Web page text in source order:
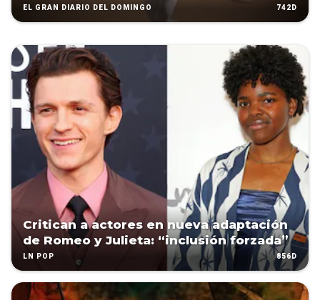
EL GRAN DIARIO DEL DOMINGO 742D
Critican a actores en nueva adaptación
de Romeo y Julieta: “inclusión forzada”
LN POP 856D